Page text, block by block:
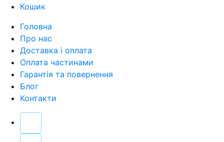
Кошик
Головна
Про нас
Доставка і оплата
Оплата частинами
Гарантія та повернення
Блог
Контакти